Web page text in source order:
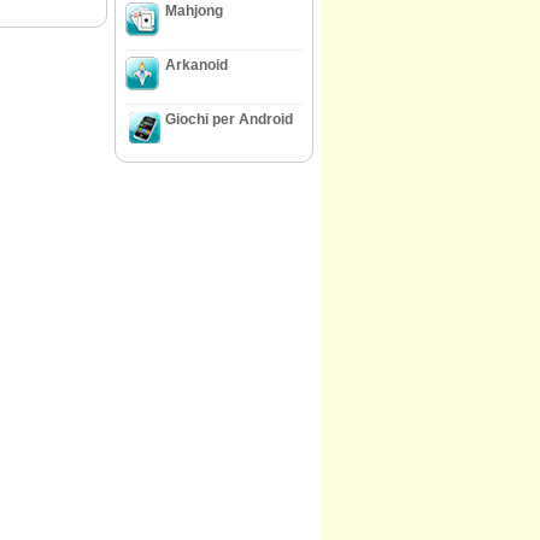
Mahjong
Arkanoid
Giochi per Android